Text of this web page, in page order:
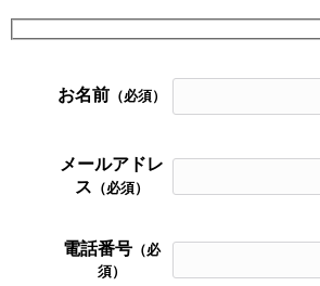
お名前 （必須）
メールアドレ
ス （必須）
電話番号 （必
須）